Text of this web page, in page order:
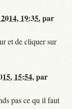
19:35,par
et de cliquer sur
15:54,par
pas ce qu il faut